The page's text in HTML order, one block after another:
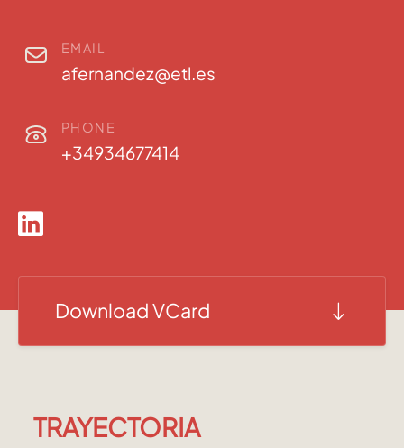
EMAIL
afernandez@etl.es
PHONE
+34934677414
Download VCard
TRAYECTORIA